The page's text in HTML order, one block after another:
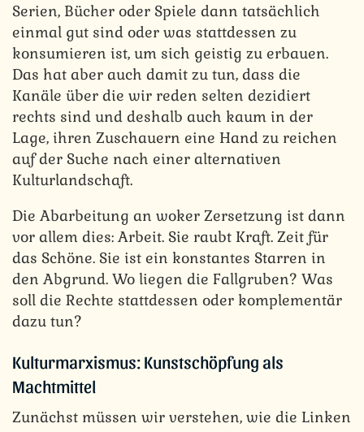
Serien, Bücher oder Spiele dann tatsächlich
einmal gut sind oder was stattdessen zu
konsumieren ist, um sich geistig zu erbauen.
Das hat aber auch damit zu tun, dass die
Kanäle über die wir reden selten dezidiert
rechts sind und deshalb auch kaum in der
Lage, ihren Zuschauern eine Hand zu reichen
auf der Suche nach einer alternativen
Kulturlandschaft.
Die Abarbeitung an woker Zersetzung ist dann
vor allem dies: Arbeit. Sie raubt Kraft. Zeit für
das Schöne. Sie ist ein konstantes Starren in
den Abgrund. Wo liegen die Fallgruben? Was
soll die Rechte stattdessen oder komplementär
dazu tun?
Kulturmarxismus: Kunstschöpfung als
Machtmittel
Zunächst müssen wir verstehen, wie die Linken